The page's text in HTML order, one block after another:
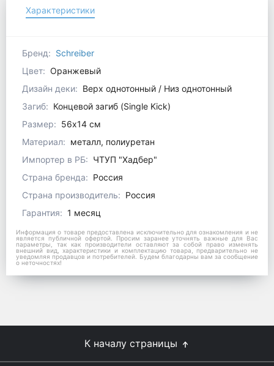
Характеристики
Бренд: Schreiber
Цвет: Оранжевый
Дизайн деки: Верх однотонный / Низ однотонный
Загиб: Концевой загиб (Single Kick)
Размер: 56х14 см
Материал: металл, полиуретан
Импортер в РБ: ЧТУП "Хадбер"
Страна бренда: Россия
Страна производитель: Россия
Гарантия: 1 месяц
Информация о товаре предоставлена исключительно для ознакомления и не
является публичной офертой. Просим заранее уточнять важные для Вас
параметры, так как производители оставляют за собой право изменять
внешний вид, характеристики и комплектацию товара, предварительно не
уведомляя продавцов и потребителей. Будем благодарны вам за сообщение
о неточностях!
К началу страницы